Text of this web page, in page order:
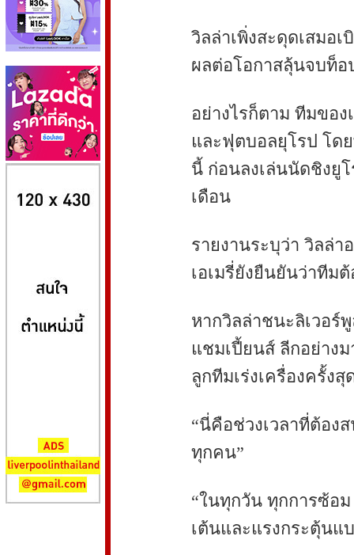
วิลล่าเพิ่งสะดุดเสมอ
ผลต่อโอกาสลุ้นจบท็อ
อย่างไรก็ตาม ทีมขอ
และฟุตบอลยุโรป โด
นี้ ก่อนลงเล่นนัดชิงยู
เดือน
รายงานระบุว่า วิลล่
เอเมรี่ยังยืนยันว่าทีม
หากวิลล่าชนะลิเวอร์
แชมเปี้ยนส์ ลีกอย่าง
ลูกทีมเร่งเครื่องครั้ง
“นี่คือช่วงเวลาที่ต้อง
ทุกคน”
“ในทุกวัน ทุกการซ้อ
เต้นและแรงกระตุ้นแ